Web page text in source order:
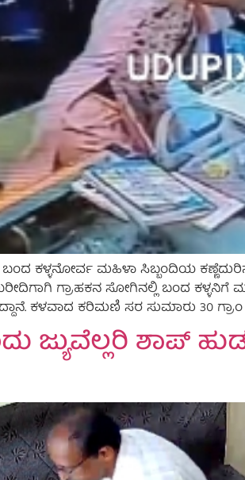
ಕಳ್ಳನೋರ್ವ ಮಹಿಳಾ ಸಿಬ್ಬಂದಿಯ
ಗ್ರಾಹಕನ ಸೋಗಿನಲ್ಲಿ ಬಂದ ಕಳ್ಳನಿಗೆ
ಕಳವಾದ ಕರಿಮಣಿ ಸರ ಸುಮಾರು 30 ಗ್ರಾಂ
ಜ್ಯುವೆಲ್ಲರಿ ಶಾಪ್